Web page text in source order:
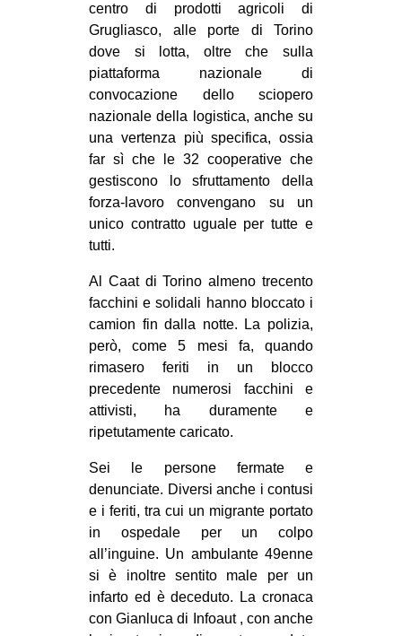
bsky
ms
SEARCH
centro di prodotti agricoli di
Grugliasco, alle porte di Torino
dove si lotta, oltre che sulla
piattaforma nazionale di
convocazione dello sciopero
nazionale della logistica, anche su
una vertenza più specifica, ossia
far sì che le 32 cooperative che
gestiscono lo sfruttamento della
forza-lavoro convengano su un
unico contratto uguale per tutte e
tutti.
Al Caat di Torino almeno trecento
facchini e solidali hanno bloccato i
camion fin dalla notte. La polizia,
però, come 5 mesi fa, quando
rimasero feriti in un blocco
precedente numerosi facchini e
attivisti, ha duramente e
ripetutamente caricato.
Sei le persone fermate e
denunciate. Diversi anche i contusi
e i feriti, tra cui un migrante portato
in ospedale per un colpo
all’inguine. Un ambulante 49enne
si è inoltre sentito male per un
infarto ed è deceduto. La cronaca
con Gianluca di Infoaut , con anche